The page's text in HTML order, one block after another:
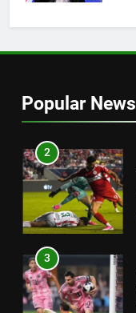
Popular News
2
3